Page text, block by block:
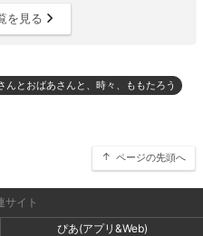
を見る
んとおばあさんと、時々、ももたろう
ページの先頭へ
サイト
ぴあ(アプリ&Web)